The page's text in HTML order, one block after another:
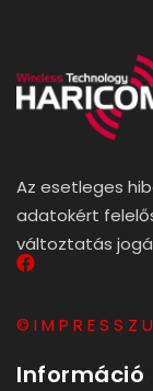
Az esetleges
adatokért
változtatás
© I M P R E S S Z
Információ